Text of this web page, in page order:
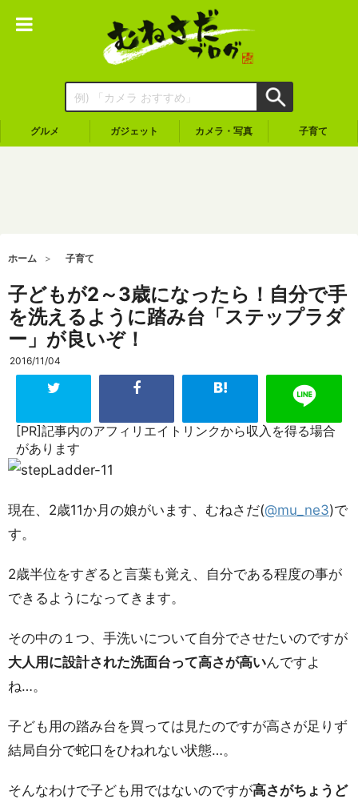
グルメ ガジェット カメラ・写真 子育て
ホーム 子育て
子どもが2～3歳になったら！自分で手
を洗えるように踏み台「ステップラダ
ー」が良いぞ！
2016/11/04
[PR]記事内のアフィリエイトリンクから収入を得る場合
があります
現在、2歳11か月の娘がいます、むねさだ(@mu_ne3)で
す。
2歳半位をすぎると言葉も覚え、自分である程度の事が
できるようになってきます。
その中の１つ、手洗いについて自分でさせたいのですが
大人用に設計された洗面台って高さが高いんですよ
ね…。
子ども用の踏み台を買っては見たのですが高さが足りず
結局自分で蛇口をひねれない状態…。
そんなわけで子ども用ではないのですが高さがちょうど